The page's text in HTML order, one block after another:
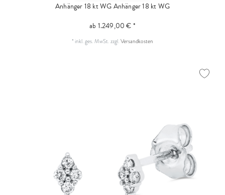
Anhänger 18 kt WGAnhänger 18 kt WG
ab 1.249,00 € *
* inkl. ges. MwSt.zzgl.Versandkosten